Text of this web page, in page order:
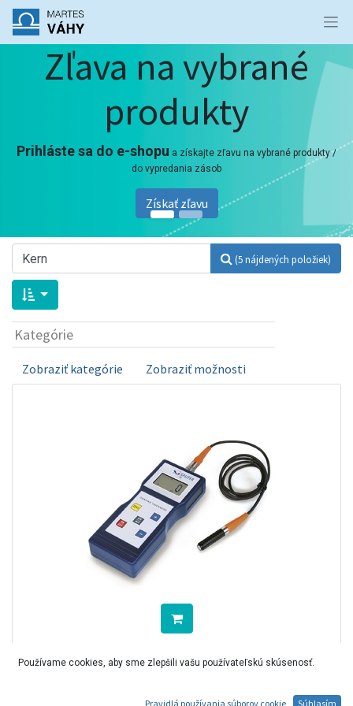
Zľava na vybrané
produkty
Prihláste sa do e-shopu a získajte zľavu na vybrané produkty /
do vypredania zásob
Získať zľavu
(5 nájdených položiek)
Kategórie
Zobraziť kategórie Zobraziť možnosti
360,00 € 342,00€ bez DPH
Používame cookies, aby sme zlepšili vašu používateľskú skúsenosť.
Pravidlá používania súborov cookie Súhlasím